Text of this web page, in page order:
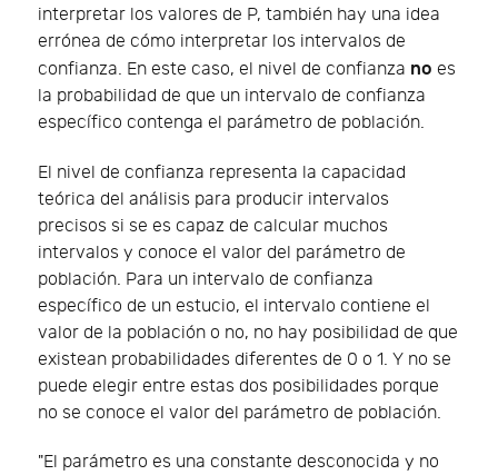
interpretar los valores de P, también hay una idea
errónea de cómo interpretar los intervalos de
confianza. En este caso, el nivel de confianza no es
la probabilidad de que un intervalo de confianza
específico contenga el parámetro de población.
El nivel de confianza representa la capacidad
teórica del análisis para producir intervalos
precisos si se es capaz de calcular muchos
intervalos y conoce el valor del parámetro de
población. Para un intervalo de confianza
específico de un estucio, el intervalo contiene el
valor de la población o no, no hay posibilidad de que
existean probabilidades diferentes de 0 o 1. Y no se
puede elegir entre estas dos posibilidades porque
no se conoce el valor del parámetro de población.
"El parámetro es una constante desconocida y no